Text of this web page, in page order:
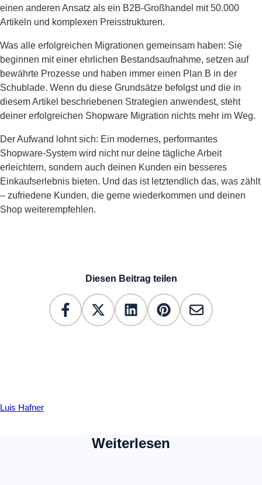
einen anderen Ansatz als ein B2B-Großhandel mit 50.000
Artikeln und komplexen Preisstrukturen.
Was alle erfolgreichen Migrationen gemeinsam haben: Sie
beginnen mit einer ehrlichen Bestandsaufnahme, setzen auf
bewährte Prozesse und haben immer einen Plan B in der
Schublade. Wenn du diese Grundsätze befolgst und die in
diesem Artikel beschriebenen Strategien anwendest, steht
deiner erfolgreichen Shopware Migration nichts mehr im Weg.
Der Aufwand lohnt sich: Ein modernes, performantes
Shopware-System wird nicht nur deine tägliche Arbeit
erleichtern, sondern auch deinen Kunden ein besseres
Einkaufserlebnis bieten. Und das ist letztendlich das, was zählt
– zufriedene Kunden, die gerne wiederkommen und deinen
Shop weiterempfehlen.
Diesen Beitrag teilen
Luis Hafner
Weiterlesen